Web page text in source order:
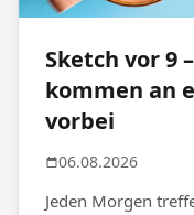
Sketch vor 9
kommen an
vorbei
06.08.2026
Jeden Morgen